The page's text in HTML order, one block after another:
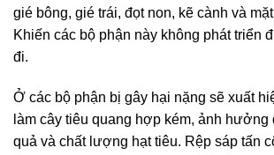
gié bông, gié trái, đọt non, kẽ cành và
Khiến các bộ phận này không phát triển
đi.
Ở các bộ phận bị gây hại nặng sẽ xuất
làm cây tiêu quang hợp kém, ảnh
quả và chất lượng hạt tiêu. Rệp sáp tấn